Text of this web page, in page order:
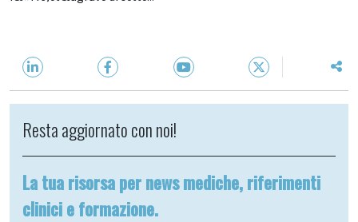
Resta aggiornato con noi!
La tua risorsa per news mediche, riferimenti
clinici e formazione.